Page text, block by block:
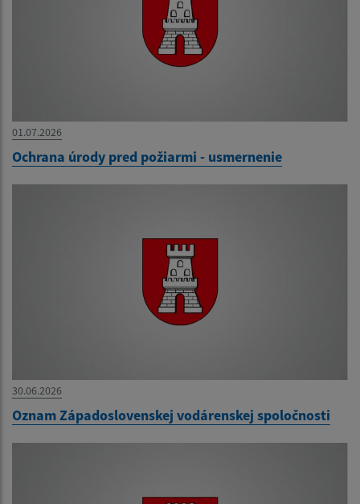
01.07.2026
Ochrana úrody pred požiarmi - usmernenie
30.06.2026
Oznam Západoslovenskej vodárenskej spoločnosti